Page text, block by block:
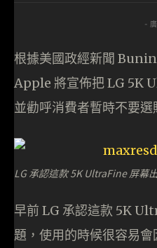
-
根據美國政經新聞
Apple 將宣佈把 LG 5K
並勸呼消費者暫時不要選
LG 承認這款 5K UltraFine 屏幕
早前 LG 承認這款 5K
題，使用的時候很容易